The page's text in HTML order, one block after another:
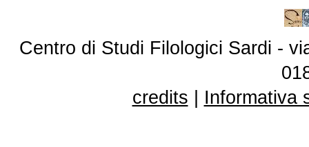
Centro di Studi Filologici Sardi -
credits
Informativa